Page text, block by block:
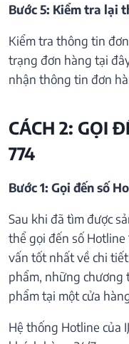
Bước 5: Kiểm tra lại
Kiểm tra thông tin
trạng đơn hàng tại
nhận thông tin đơn
CÁCH 2: GỌI
774
Bước 1: Gọi đến số
Sau khi đã tìm được
thể gọi đến số Hotline
vấn tốt nhất về chi
phẩm, những chương
phẩm tại một cửa
Hệ thống Hotline của